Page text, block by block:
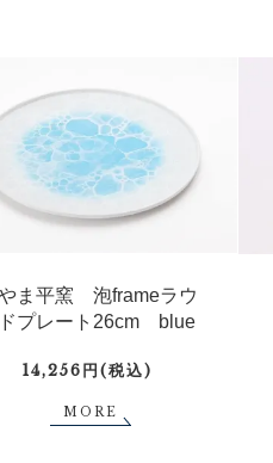
ま平窯 泡frameラウ
プレート26cm blue
14,256円(税込)
MORE